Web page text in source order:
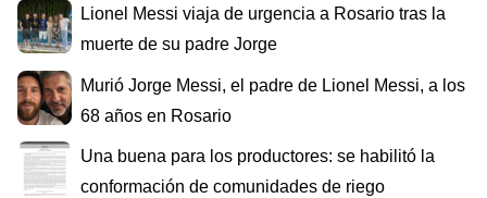
Lionel Messi viaja de urgencia a Rosario tras la
muerte de su padre Jorge
Murió Jorge Messi, el padre de Lionel Messi, a los
68 años en Rosario
Una buena para los productores: se habilitó la
conformación de comunidades de riego